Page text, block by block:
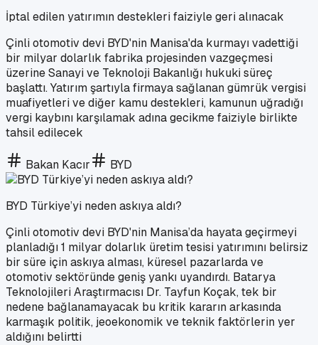
İptal edilen yatırımın destekleri faiziyle geri alınacak
Çinli otomotiv devi BYD'nin Manisa'da kurmayı vadettiği
bir milyar dolarlık fabrika projesinden vazgeçmesi
üzerine Sanayi ve Teknoloji Bakanlığı hukuki süreç
başlattı. Yatırım şartıyla firmaya sağlanan gümrük vergisi
muafiyetleri ve diğer kamu destekleri, kamunun uğradığı
vergi kaybını karşılamak adına gecikme faiziyle birlikte
tahsil edilecek
Bakan Kacır BYD
BYD Türkiye’yi neden askıya aldı?
Çinli otomotiv devi BYD'nin Manisa’da hayata geçirmeyi
planladığı 1 milyar dolarlık üretim tesisi yatırımını belirsiz
bir süre için askıya alması, küresel pazarlarda ve
otomotiv sektöründe geniş yankı uyandırdı. Batarya
Teknolojileri Araştırmacısı Dr. Tayfun Koçak, tek bir
nedene bağlanamayacak bu kritik kararın arkasında
karmaşık politik, jeoekonomik ve teknik faktörlerin yer
aldığını belirtti